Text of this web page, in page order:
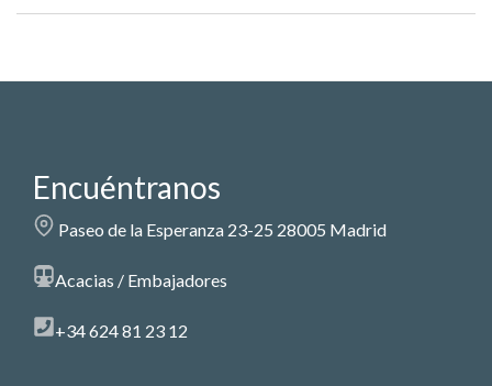
Encuéntranos
Paseo de la Esperanza 23-25 28005 Madrid
Acacias / Embajadores
+34 624 81 23 12